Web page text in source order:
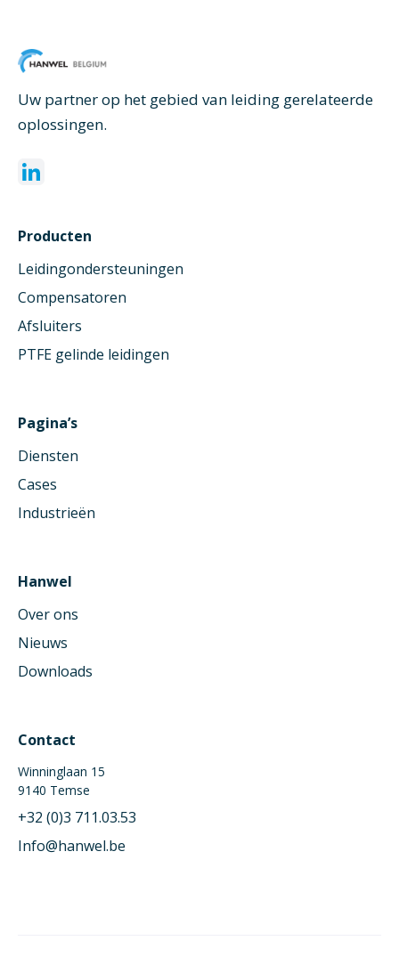
Uw partner op het gebied van leiding gerelateerde
oplossingen.
Producten
Leidingondersteuningen
Compensatoren
Afsluiters
PTFE gelinde leidingen
Pagina’s
Diensten
Cases
Industrieën
Hanwel
Over ons
Nieuws
Downloads
Contact
Winninglaan 15
9140 Temse
+32 (0)3 711.03.53
Info@hanwel.be